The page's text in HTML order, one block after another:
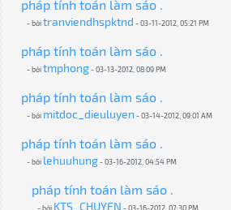
pháp tính toán làm sáo .
- bởitranviendhspktnd - 03-11-2012, 05:21 PM
pháp tính toán làm sáo .
- bởitmphong- 03-13-2012, 08:09 PM
pháp tính toán làm sáo .
- bởi mitdoc_dieuluyen - 03-14-2012, 09:01 AM
pháp tính toán làm sáo .
- bởi lehuuhung- 03-16-2012, 04:54 PM
pháp tính toán làm sáo .
KTS_CHUYEN